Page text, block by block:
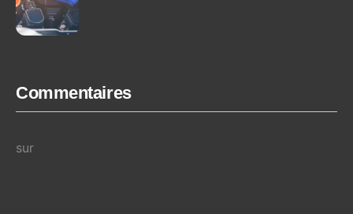
Commentaires
sur